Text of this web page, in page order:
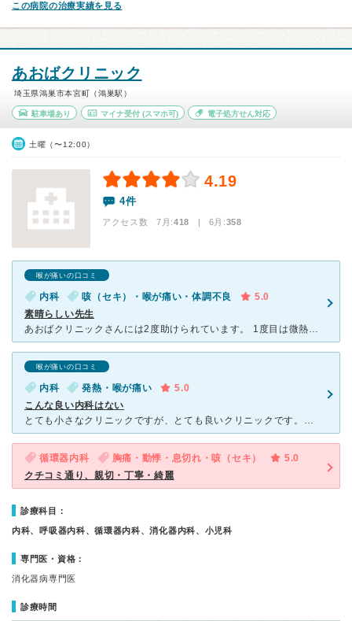
この病院の治療実績を見る
あおばクリニック
埼玉県鴻巣市本宮町（鴻巣駅）
駐車場あり マイナ受付(スマホ可) 電子処方せん対応
土曜（〜12:00）
4.19
4件
アクセス数 7月:418 | 6月:358
喉が痛いの口コミ
内科 咳（セキ）・喉が痛い・体調不良
5.0
素晴らしい先生
あおばクリニックさんには2度助けられています。 1度目は微熱がずっと続き体の節々が痛く、ただの風邪だと思っておりましたが、あまりにも不調だったのであおばクリニックさんにかかったところ、すぐインフルエ
喉が痛いの口コミ
内科 発熱・喉が痛い
5.0
こんな良い内科はない
とても小さなクリニックですが、とても良いクリニックです。まず待ち時間がかなり短いので15分以上待ったことがありません。トイレも広くて綺麗で確か匂い消しスプレーも置いてあったような気がします。いつ行って
循環器内科 胸痛・動悸・息切れ・咳（セキ）
5.0
クチコミ通り、親切・丁寧・綺麗
診療科目：
内科、呼吸器内科、循環器内科、消化器内科、小児科
専門医・資格：
消化器病専門医
診療時間